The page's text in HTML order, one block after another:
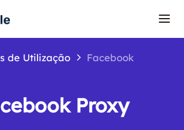
de Utilização Facebook
Proxy